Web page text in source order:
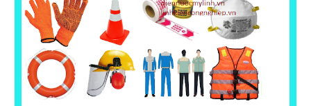
QUẦN ÁO BẢO VỆ LAO ĐỘNG
QUẦN ÁO BẢO VỆ LAO ĐỘNG PHÒNG SẠCH